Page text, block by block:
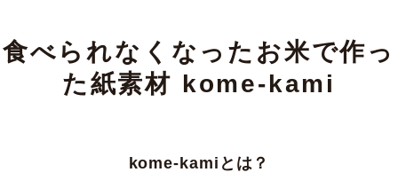
食べられなくなったお米で作っ
た紙素材 kome-kami
kome-kamiとは？